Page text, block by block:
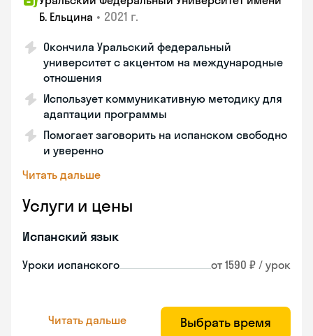
Б. Ельцина • 2021 г.
Окончила Уральский федеральный
университет с акцентом на международные
отношения
Использует коммуникативную методику для
адаптации программы
Помогает заговорить на испанском свободно
и уверенно
Читать дальше
Услуги и цены
Испанский язык
Уроки испанского от 1590 ₽ / урок
Читать дальше Выбрать время